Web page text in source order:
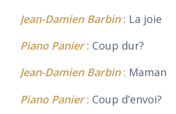
Jean-Damien Barbin: La joie
Piano Panier: Coup dur?
Jean-Damien Barbin: Maman
Piano Panier: Coup d’envoi?